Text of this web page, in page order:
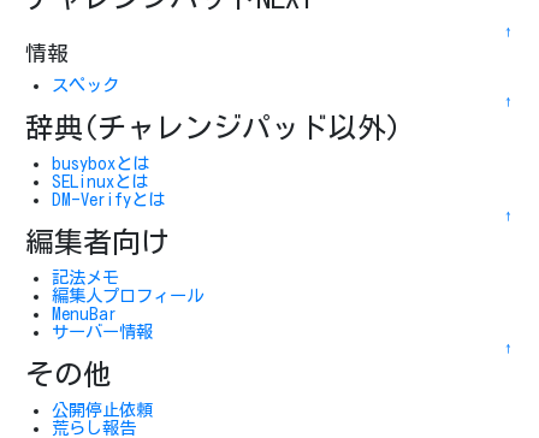
↑
情報
スペック
↑
辞典(チャレンジパッド以外)
busyboxとは
SELinuxとは
DM-Verifyとは
↑
編集者向け
記法メモ
編集人プロフィール
MenuBar
サーバー情報
↑
その他
公開停止依頼
荒らし報告